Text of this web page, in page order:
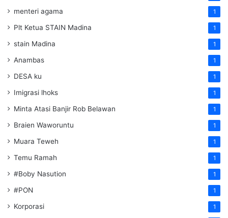
menteri agama 1
Plt Ketua STAIN Madina 1
stain Madina 1
Anambas 1
DESA ku 1
Imigrasi lhoks 1
Minta Atasi Banjir Rob Belawan 1
Braien Waworuntu 1
Muara Teweh 1
Temu Ramah 1
#Boby Nasution 1
#PON 1
Korporasi 1